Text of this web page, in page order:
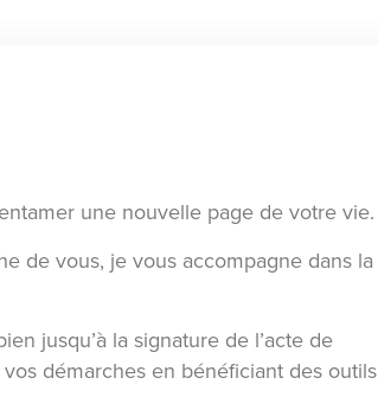
une nouvelle page de votre vie.
de vous, je vous accompagne dans la
jusqu’à la signature de l’acte de
démarches en bénéficiant des outils